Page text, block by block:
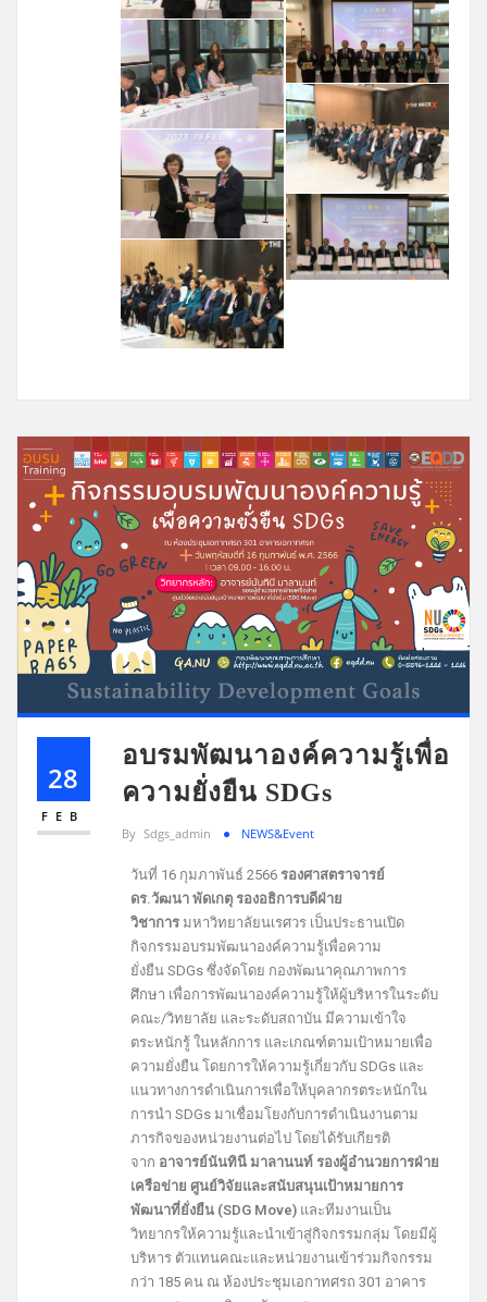
28
FEB
อบรมพัฒนาองค์ความรู้เพื่อ
ความยั่งยืน SDGs
By Sdgs_admin NEWS&Event
วันที่ 16 กุมภาพันธ์ 2566รองศาสตราจารย์
ดร.วัฒนา พัดเกตุ รองอธิการบดีฝ่าย
วิชาการ มหาวิทยาลัยนเรศวร เป็นประธานเปิด
กิจกรรมอบรมพัฒนาองค์ความรู้เพื่อความ
ยั่งยืน SDGs ซึ่งจัดโดย กองพัฒนาคุณภาพการ
ศึกษา เพื่อการพัฒนาองค์ความรู้ให้ผู้บริหารในระดับ
คณะ/วิทยาลัย และระดับสถาบัน มีความเข้าใจ
ตระหนักรู้ ในหลักการ และเกณฑ์ตามเป้าหมายเพื่อ
ความยั่งยืน โดยการให้ความรู้เกี่ยวกับ SDGs และ
แนวทางการดำเนินการเพื่อให้บุคลากรตระหนักใน
การนำ SDGs มาเชื่อมโยงกับการดำเนินงานตาม
ภารกิจของหน่วยงานต่อไป โดยได้รับเกียรติ
จาก อาจารย์นันทินี มาลานนท์ รองผู้อำนวยการฝ่าย
เครือข่าย ศูนย์วิจัยและสนับสนุนเป้าหมายการ
พัฒนาที่ยั่งยืน (SDG Move) และทีมงานเป็น
วิทยากรให้ความรู้และนำเข้าสู่กิจกรรมกลุ่ม โดยมีผู้
บริหาร ตัวแทนคณะและหน่วยงานเข้าร่วมกิจกรรม
กว่า 185 คน ณ ห้องประชุมเอกาทศรถ 301 อาคาร